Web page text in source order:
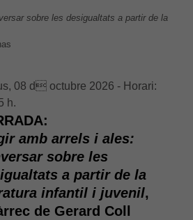
sobre les desigualtats a partir de la
08 d octubre 2026 - Horari:
h.
amb arrels i ales:
sobre les
a partir de la
infantil i juvenil,
de Gerard Coll